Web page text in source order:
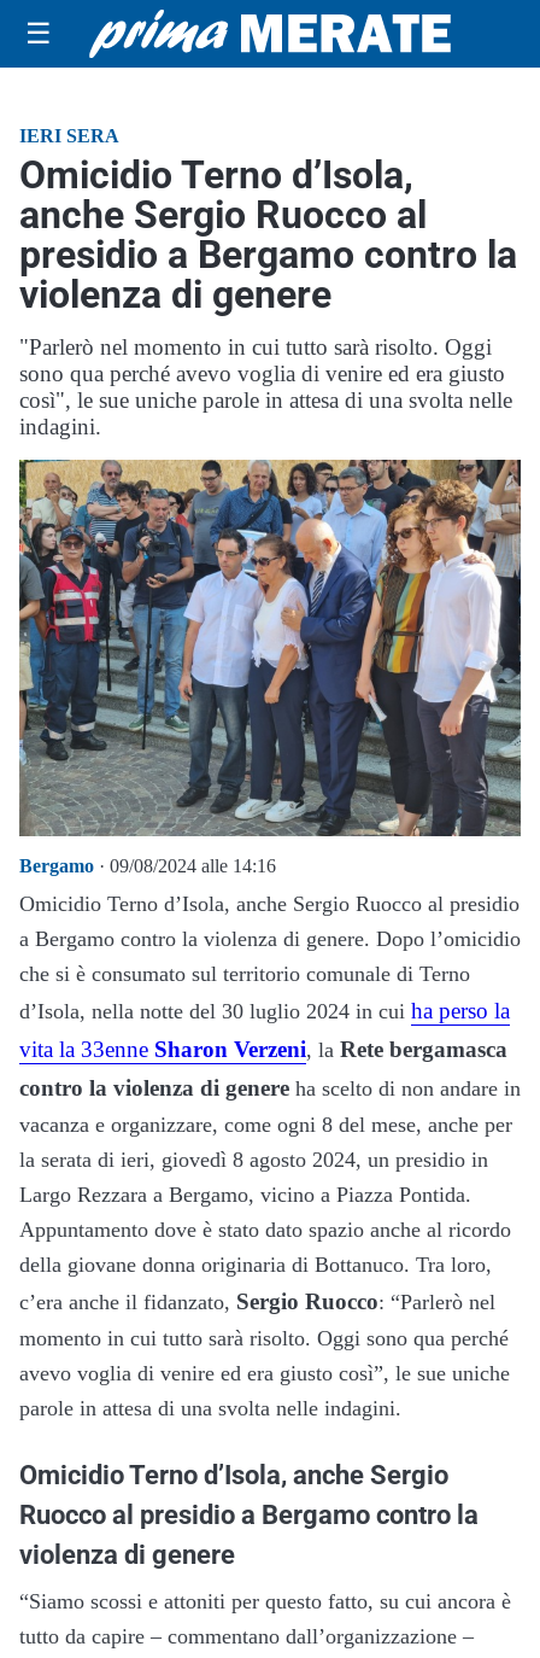
☰
IERI SERA
Omicidio Terno d’Isola,
anche Sergio Ruocco al
presidio a Bergamo contro la
violenza di genere
"Parlerò nel momento in cui tutto sarà risolto. Oggi
sono qua perché avevo voglia di venire ed era giusto
così", le sue uniche parole in attesa di una svolta nelle
indagini.
Bergamo · 09/08/2024 alle 14:16
Omicidio Terno d’Isola, anche Sergio Ruocco al presidio
a Bergamo contro la violenza di genere. Dopo l’omicidio
che si è consumato sul territorio comunale di Terno
d’Isola, nella notte del 30 luglio 2024 in cui ha perso la
vita la 33enne Sharon Verzeni, la Rete bergamasca
contro la violenza di genere ha scelto di non andare in
vacanza e organizzare, come ogni 8 del mese, anche per
la serata di ieri, giovedì 8 agosto 2024, un presidio in
Largo Rezzara a Bergamo, vicino a Piazza Pontida.
Appuntamento dove è stato dato spazio anche al ricordo
della giovane donna originaria di Bottanuco. Tra loro,
c’era anche il fidanzato, Sergio Ruocco: “Parlerò nel
momento in cui tutto sarà risolto. Oggi sono qua perché
avevo voglia di venire ed era giusto così”, le sue uniche
parole in attesa di una svolta nelle indagini.
Omicidio Terno d’Isola, anche Sergio
Ruocco al presidio a Bergamo contro la
violenza di genere
“Siamo scossi e attoniti per questo fatto, su cui ancora è
tutto da capire – commentano dall’organizzazione –